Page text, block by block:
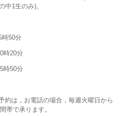
中1生のみ)。
50分
時20分
時50分
約は，お電話の場合，毎週火曜日から
帯で承ります。